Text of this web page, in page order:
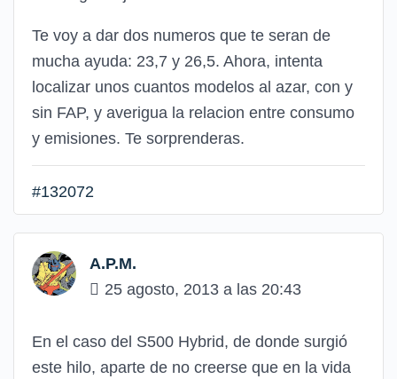
Te voy a dar dos numeros que te seran de
mucha ayuda: 23,7 y 26,5. Ahora, intenta
localizar unos cuantos modelos al azar, con y
sin FAP, y averigua la relacion entre consumo
y emisiones. Te sorprenderas.
#132072
A.P.M.
25 agosto, 2013 a las 20:43
En el caso del S500 Hybrid, de donde surgió
este hilo, aparte de no creerse que en la vida